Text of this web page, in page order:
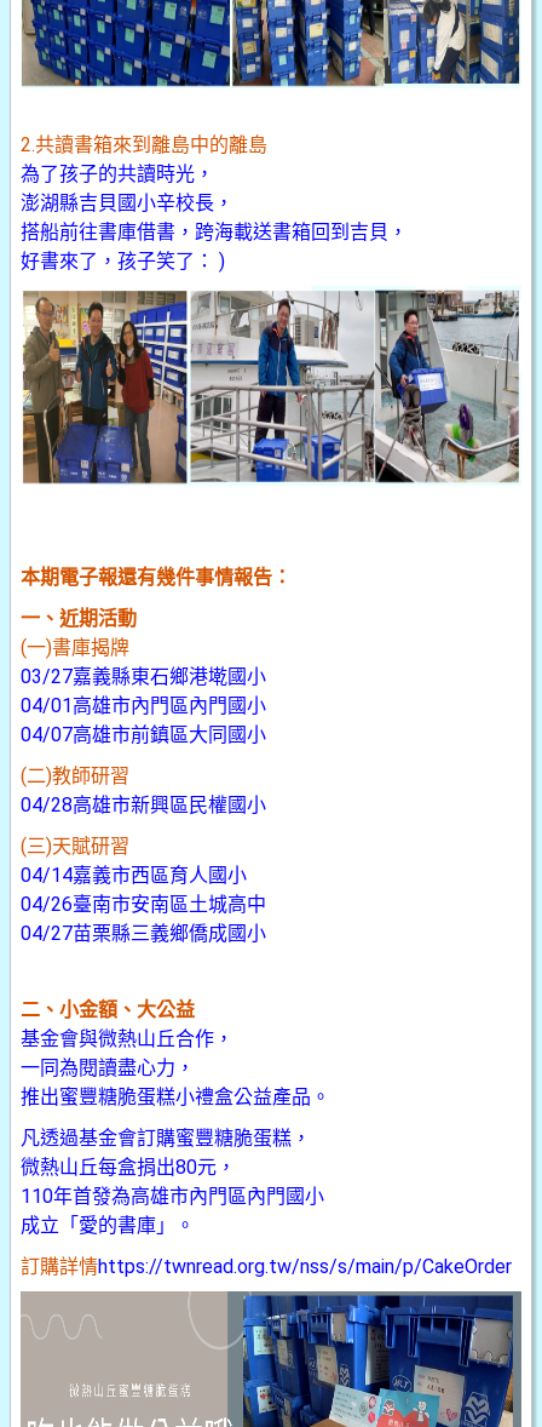
2.共讀書箱來到離島中的離島
為了孩子的共讀時光，
澎湖縣吉貝國小辛校長，
搭船前往書庫借書，跨海載送書箱回到吉貝，
好書來了，孩子笑了： )
本期電子報還有幾件事情報告：
一、近期活動
(一)書庫揭牌
03/27嘉義縣東石鄉港墘國小
04/01高雄市內門區內門國小
04/07高雄市前鎮區大同國小
(二)教師研習
04/28高雄市新興區民權國小
(三)天賦研習
04/14嘉義市西區育人國小
04/26臺南市安南區土城高中
04/27苗栗縣三義鄉僑成國小
二、小金額、大公益
基金會與微熱山丘合作，
一同為閱讀盡心力，
推出蜜豐糖脆蛋糕小禮盒公益產品。
凡透過基金會訂購蜜豐糖脆蛋糕，
微熱山丘每盒捐出80元，
110年首發為高雄市內門區內門國小
成立「愛的書庫」。
訂購詳情https://twnread.org.tw/nss/s/main/p/CakeOrder